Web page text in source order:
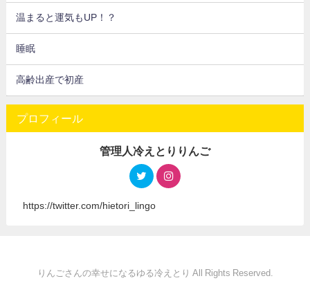
温まると運気もUP！？
睡眠
高齢出産で初産
プロフィール
管理人冷えとりりんご
https://twitter.com/hietori_lingo
りんごさんの幸せになるゆる冷えとり All Rights Reserved.